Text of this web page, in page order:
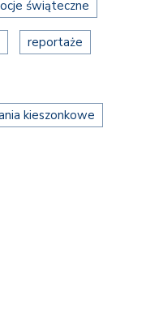
świąteczne
reportaże
kieszonkowe